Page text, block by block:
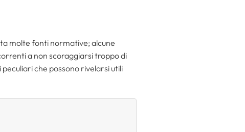
molte fonti normative; alcune
a non scoraggiarsi troppo di
che possono rivelarsi utili